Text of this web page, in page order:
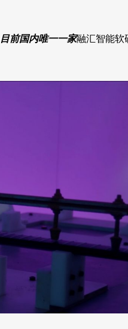
目前国内唯一一家融汇智能软